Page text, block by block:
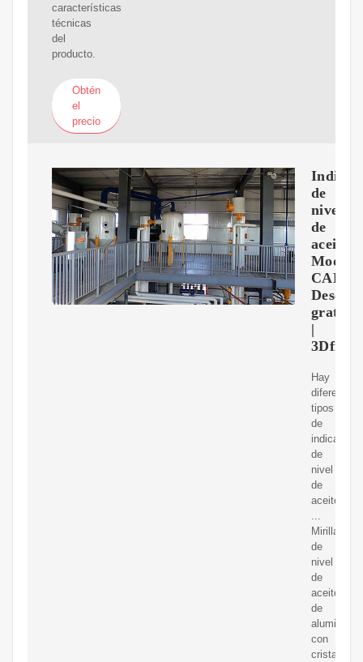
características
técnicas
del
producto.
Obtén
el
precio
de
nivel
de
aceite
CAD
|
Hay
diferentes
tipos
de
de
nivel
de
aceite,
Mirillas
de
nivel
de
aceite
de
aluminio
con
cristal